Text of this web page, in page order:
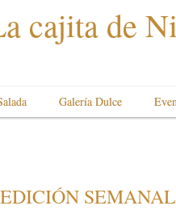
cajita de
Galería Dulce
EDICIÓN